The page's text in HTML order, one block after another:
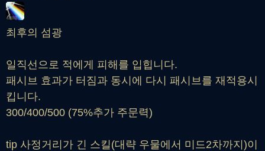
최후의 섬광
일직선으로 적에게 피해를 입힙니다.
패시브 효과가 터짐과 동시에 다시 패시브를 재적용시
킵니다.
300/400/500 (75%추가 주문력)
tip 사정거리가 긴 스킬(대략 우물에서 미드2차까지)이